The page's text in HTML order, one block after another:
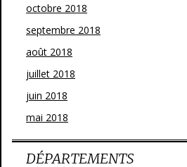
octobre 2018
septembre 2018
août 2018
juillet 2018
juin 2018
mai 2018
DÉPARTEMENTS